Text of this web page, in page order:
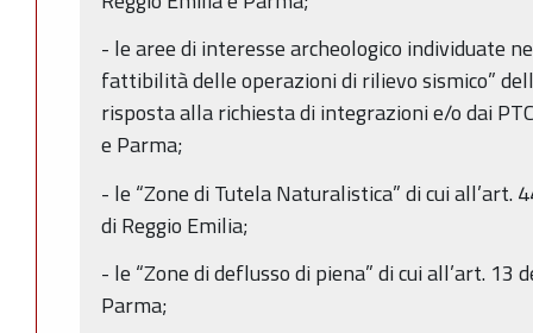
- le aree di interesse archeologico individuate
fattibilità delle operazioni di rilievo sismico”
risposta alla richiesta di integrazioni e/o dai
e Parma;
- le “Zone di Tutela Naturalistica” di cui all’art.
di Reggio Emilia;
- le “Zone di deflusso di piena” di cui all’art. 13
Parma;